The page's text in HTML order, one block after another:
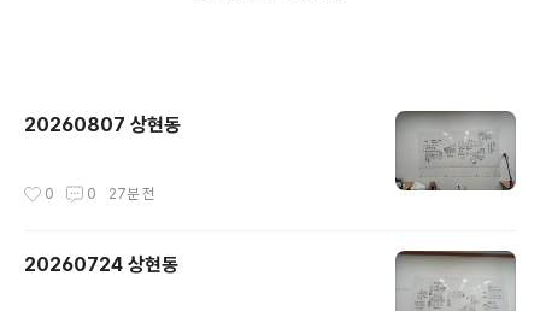
20260807 상현동
0 0 27분 전
20260724 상현동